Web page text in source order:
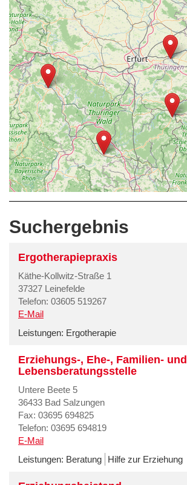
Suchergebnis
Ergotherapiepraxis
Käthe-Kollwitz-Straße 1
37327 Leinefelde
Telefon: 03605 519267
E-Mail
Leistungen: Ergotherapie
Erziehungs-, Ehe-, Familien- und
Lebensberatungsstelle
Untere Beete 5
36433 Bad Salzungen
Fax: 03695 694825
Telefon: 03695 694819
E-Mail
Leistungen: Beratung Hilfe zur Erziehung